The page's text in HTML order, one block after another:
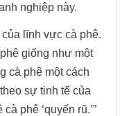
nghiệp này.
lĩnh vực cà phê.
giống như một
cà phê một cách
sự tinh tế của
phê ‘quyến rũ.’”